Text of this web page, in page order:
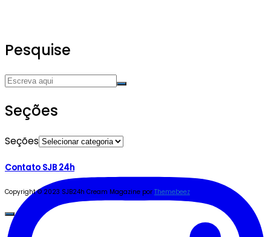
Pesquise
Seções
Seções
Contato SJB 24h
Copyright © 2023 SJB24h Cream Magazine por Themebeez